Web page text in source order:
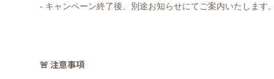
- キャンペーン終了後、別途お知らせにてご案内いたします
🚨 注意事項